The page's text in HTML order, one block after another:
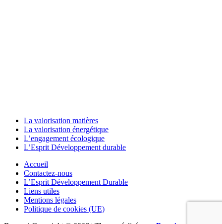
La valorisation matières
La valorisation énergétique
L’engagement écologique
L’Esprit Développement durable
Accueil
Contactez-nous
L’Esprit Développement Durable
Liens utiles
Mentions légales
Politique de cookies (UE)